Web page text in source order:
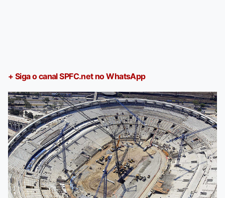
+ Siga o canal SPFC.net no WhatsApp